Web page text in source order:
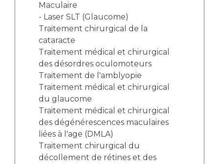
Maculaire
- Laser SLT (Glaucome)
Traitement chirurgical de la
cataracte
Traitement médical et chirurgical
des désordres oculomoteurs
Traitement de l'amblyopie
Traitement médical et chirurgical
du glaucome
Traitement médical et chirurgical
des dégénérescences maculaires
liées à l'age (DMLA)
Traitement chirurgical du
décollement de rétines et des